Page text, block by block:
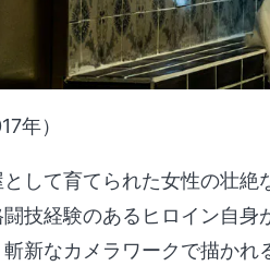
年）
して育てられた女性の壮絶
技経験のあるヒロイン自
新なカメラワークで描かれ